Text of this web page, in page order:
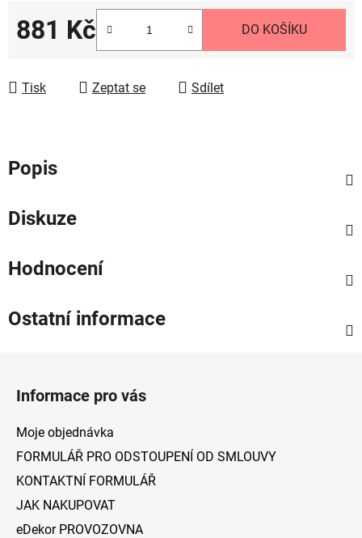
881 Kč DO KOŠÍKU
Tisk Zeptat se Sdílet
Popis
Diskuze
Hodnocení
Ostatní informace
Informace pro vás
Moje objednávka
FORMULÁŘ PRO ODSTOUPENÍ OD SMLOUVY
KONTAKTNÍ FORMULÁŘ
JAK NAKUPOVAT
eDekor PROVOZOVNA